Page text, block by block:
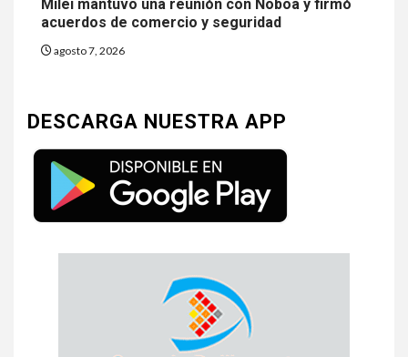
Milei mantuvo una reunión con Noboa y firmó
acuerdos de comercio y seguridad
agosto 7, 2026
DESCARGA NUESTRA APP